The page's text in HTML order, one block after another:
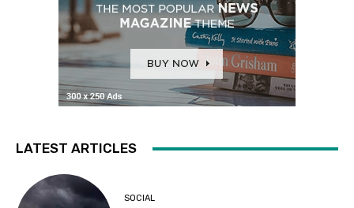
LATEST ARTICLES
SOCIAL